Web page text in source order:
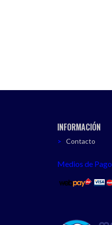
INFORMACIÓN
Contacto
Medios de Pago